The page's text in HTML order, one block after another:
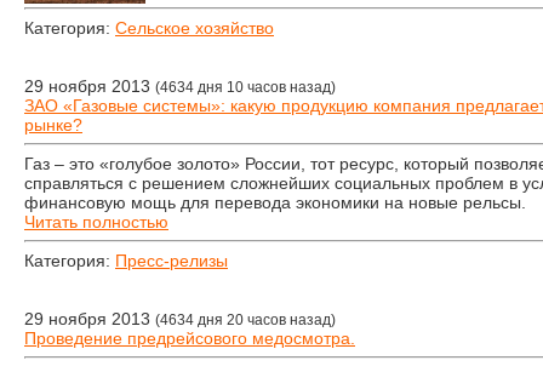
Категория: Сельское хозяйство
29 ноября 2013 (4634 дня 10 часов назад)
ЗАО «Газовые системы»: какую продукцию компания
рынке?
Газ – это «голубое золото» России, тот ресурс, который
справляться с решением сложнейших социальных проблем в
финансовую мощь для перевода экономики на новые рельсы.
Читать полностью
Категория: Пресс-релизы
29 ноября 2013 (4634 дня 20 часов назад)
Проведение предрейсового медосмотра.